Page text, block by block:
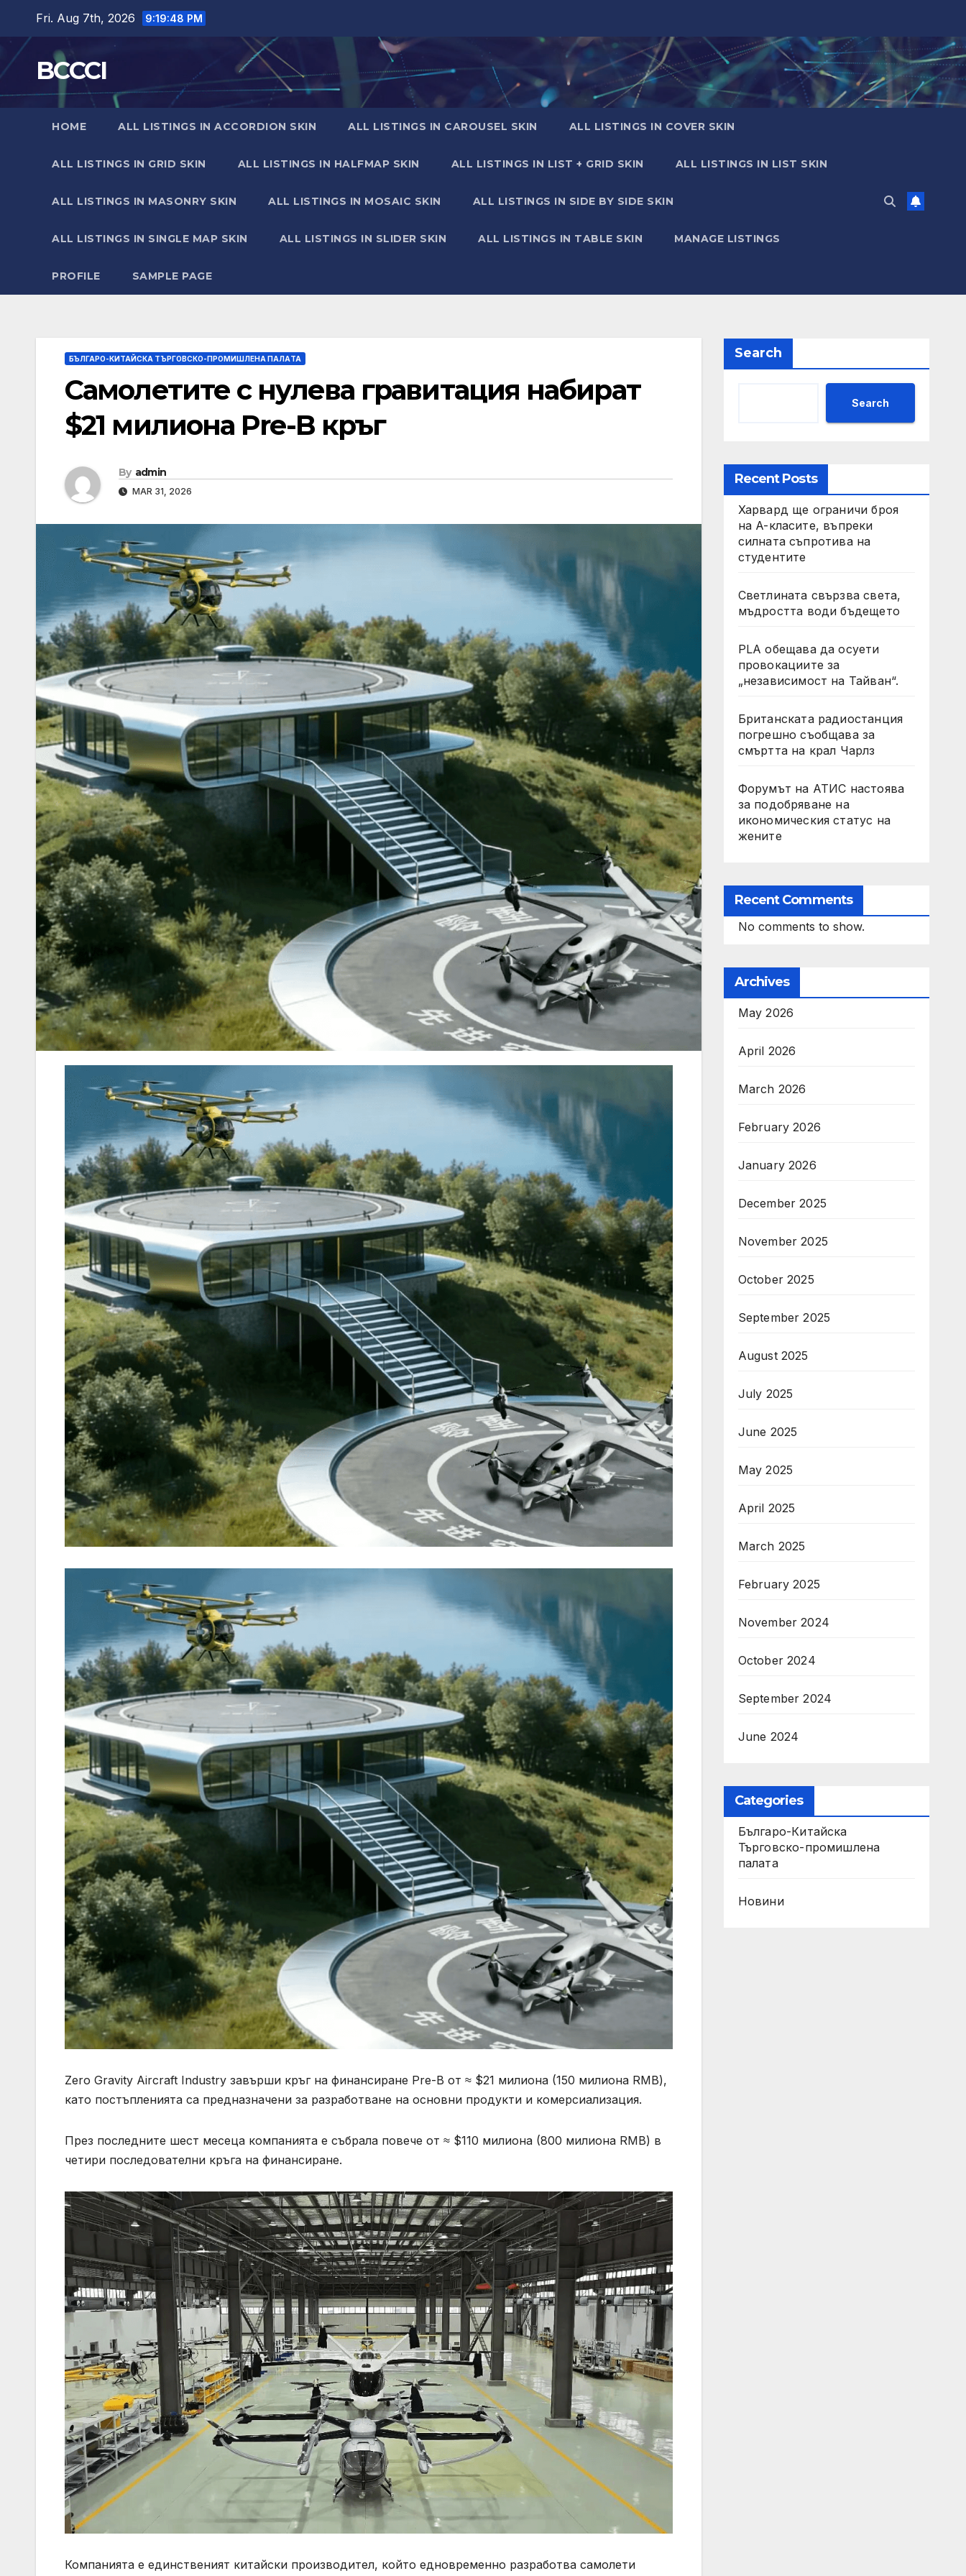
content
Fri. Aug 7th, 2026 9:19:51 PM
BCCCI
HOME ALL LISTINGS IN ACCORDION SKIN ALL LISTINGS IN CAROUSEL SKIN ALL LISTINGS IN COVER SKIN
ALL LISTINGS IN GRID SKIN ALL LISTINGS IN HALFMAP SKIN ALL LISTINGS IN LIST + GRID SKIN ALL LISTINGS IN LIST SKIN
ALL LISTINGS IN MASONRY SKIN ALL LISTINGS IN MOSAIC SKIN ALL LISTINGS IN SIDE BY SIDE SKIN
ALL LISTINGS IN SINGLE MAP SKIN ALL LISTINGS IN SLIDER SKIN ALL LISTINGS IN TABLE SKIN MANAGE LISTINGS
PROFILE SAMPLE PAGE
БЪЛГАРО-КИТАЙСКА ТЪРГОВСКО-ПРОМИШЛЕНА ПАЛAТА
Самолетите с нулева гравитация набират
$21 милиона Pre-B кръг
By admin
MAR 31, 2026
Zero Gravity Aircraft Industry завърши кръг на финансиране Pre-B от ≈ $21 милиона (150 милиона RMB),
като постъпленията са предназначени за разработване на основни продукти и комерсиализация.
През последните шест месеца компанията е събрала повече от ≈ $110 милиона (800 милиона RMB) в
четири последователни кръга на финансиране.
Компанията е единственият китайски производител, който едновременно разработва самолети
Search
Search
Recent Posts
Харвард ще ограничи броя
на A-класите, въпреки
силната съпротива на
студентите
Светлината свързва света,
мъдростта води бъдещето
PLA обещава да осуети
провокациите за
„независимост на Тайван“.
Британската радиостанция
погрешно съобщава за
смъртта на крал Чарлз
Форумът на АТИС настоява
за подобряване на
икономическия статус на
жените
Recent Comments
No comments to show.
Archives
May 2026
April 2026
March 2026
February 2026
January 2026
December 2025
November 2025
October 2025
September 2025
August 2025
July 2025
June 2025
May 2025
April 2025
March 2025
February 2025
November 2024
October 2024
September 2024
June 2024
Categories
Българо-Китайска
Търговско-промишлена
палaта
Новини